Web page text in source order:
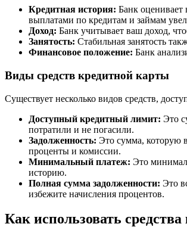
Кредитная история: Банк
выплатами по кредитам и займам
Доход: Банк учитывает ваш доход,
Занятость: Стабильная занятость
Финансовое положение: Банк
Виды средств кредитной карты
Существует несколько видов средств,
Доступный кредитный лимит: Это
потратили и не погасили.
Задолженность: Это сумма, которую
проценты и комиссии.
Минимальный платеж: Это
историю.
Полная сумма задолженности: Это
избежите начисления процентов.
Как использовать